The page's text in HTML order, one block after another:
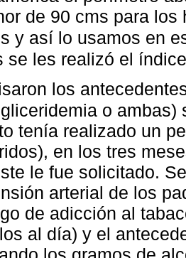
de 90 cms para
y así lo usamos en
se les realizó el
los
o
tenía realizado un
en los tres
le fue solicitado.
arterial de los
de adicción al
al día) y el